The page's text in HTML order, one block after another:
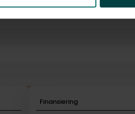
Finansiering